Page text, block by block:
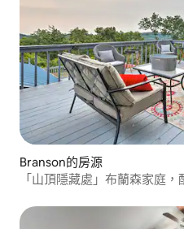
Branson的房源
「山頂隱藏處」布蘭森家庭，